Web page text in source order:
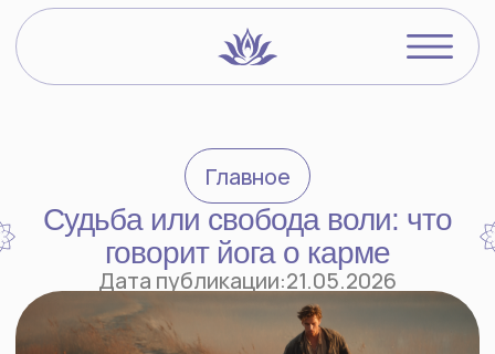
Видеокурсы
Судьба или свобода воли: что
говорит йога о карме
Дата публикации:21.05.2026